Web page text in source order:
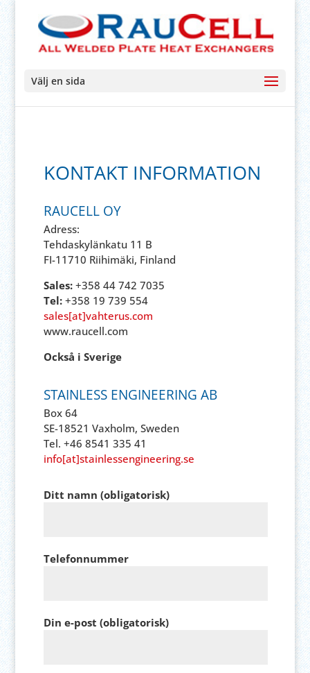
Välj en sida
KONTAKT INFORMATION
RAUCELL OY
Adress:
Tehdaskylänkatu 11 B
FI-11710 Riihimäki, Finland
Sales:+358 44 742 7035
Tel:+358 19 739 554
sales[at]vahterus.com
www.raucell.com
Också i Sverige
STAINLESS ENGINEERING AB
Box 64
SE-18521 Vaxholm, Sweden
Tel. +46 8541 335 41
info[at]stainlessengineering.se
Ditt namn (obligatorisk)
Telefonnummer
Din e-post (obligatorisk)